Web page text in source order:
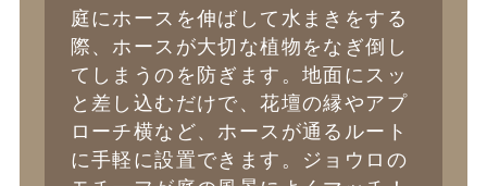
庭にホースを伸ばして水まきをする
際、ホースが大切な植物をなぎ倒し
てしまうのを防ぎます。地面にスッ
と差し込むだけで、花壇の縁やアプ
ローチ横など、ホースが通るルート
に手軽に設置できます。ジョウロの